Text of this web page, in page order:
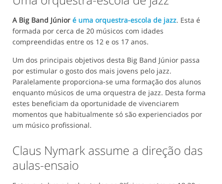
A Big Band Júnior é uma orquestra-escola de jazz. Esta é
formada por cerca de 20 músicos com idades
compreendidas entre os 12 e os 17 anos.
Um dos principais objetivos desta Big Band Júnior passa
por estimular o gosto dos mais jovens pelo jazz.
Paralelamente proporciona-se uma formação dos alunos
enquanto músicos de uma orquestra de jazz. Desta forma
estes beneficiam da oportunidade de vivenciarem
momentos que habitualmente só são experienciados por
um músico profissional.
Claus Nymark assume a direção das
aulas-ensaio